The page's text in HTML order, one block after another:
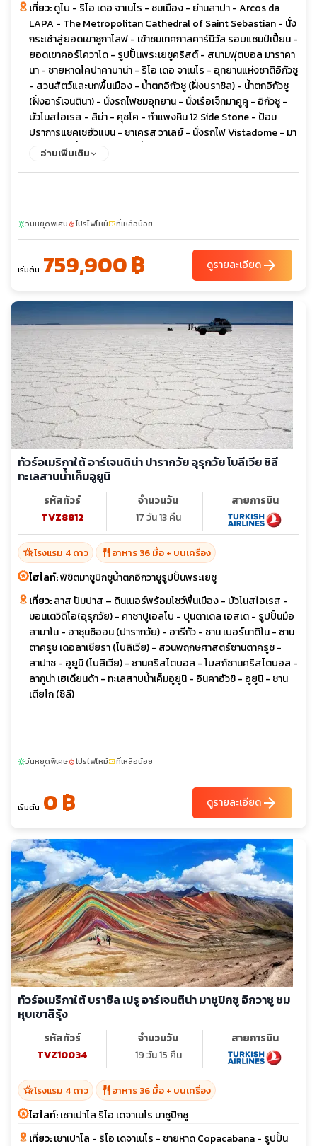
เที่ยว:ดูไบ - ริโอ เดอ จาเนโร - ชมเมือง - ย่านลาปา - Arcos da
LAPA - The Metropolitan Cathedral of Saint Sebastian - นั่ง
กระเช้าสู่ยอดเขาซูกาโลฟ - เข้าชมเทศกาลคาร์นิวัล รอบแชมป์เปี้ยน -
ยอดเขาคอร์โควาโด - รูปปั้นพระเยซูคริสต์ - สนามฟุตบอล มาราคา
นา - ชายหาดโคปาคาบาน่า - ริโอ เดอ จาเนโร - อุทยานแห่งชาติอิกัวซู
- สวนสัตว์และนกพื้นเมือง - น้ำตกอิกัวซู (ฝั่งบราซิล) - น้ำตกอิกัวซู
(ฝั่งอาร์เจนตินา) - นั่งรถไฟชมอุทยาน - นั่งเรือเจ็ทมาคูคู - อิกัวซู -
บัวโนสไอเรส - ลิม่า - คุชโค - กำแพงหิน 12 Side Stone - ป้อม
ปราการแซคเซฮัวแมน - ซาเครส วาเลย์ - นั่งรถไฟ Vistadome - มา
ชูปิกชู นครที่หายสาบสูญ - นั่งรถไฟ Vistadome - ป้อมปราการโอ
- โมอาย อาฮูตองการิกิ - ปูนาเปา - ภูเขาไฟราโนเกา - หมู่บ้านโอรอง
โก - ซานติเอโก - ปูนตาอาเรนัส - ป้อมบูลเนส - ช่องแคบแมคเจน
แลน - ล่องเรือช่องแคบมาเจลลัน - เกาะมักดาเลนา - เกาะมาร์ตา -
เก็บภาพนกเพนกวินและสิงโตทะเล - ปูนตา นาตาเรส - ชมเมืองปูนตา
Cuernos del Paine - ทะเลสาบเพโฮ - ธารน้ำแข็งเกรย์ - ข้าม
พรมแดนสู่ เอล คาลาฟาเต้ - ชมพิพิธภัณฑ์น้ำแข็ง - ไอซ์บาร์ -
อุทยานแห่งชาติ ลอส กลาซิอาเรส - ล่องเรือชมธารน้ำแข็งอัปซาลา -
ทะเลสาบอาร์เจนติน่า - จุดชมวิว The Balcony - ธารน้ำแข็ง เปริโต
มอเรโน - บัวโนส ไอเรส - ชมกรุงบัวโนสไอเรส - ถนนอเวนิด้า เนิฟ
เดอ ฮูลิโอ้ - ทำเนียบรัฐบาล - โชว์เต้นแทงโก้ - วิหารเมโทรโพลิตัน -
อุทยานป่า Palermo - ร้านหนังสือ EI Ateneo - ล่องเรือชมคลอง
เดลต้า
อ่านเพิ่มเติม
sunnyวันหยุดพิเศษlocal_fire_departmentโปรไฟไหม้confirmation_numberที่เหลือน้อย
เริ่มต้น 759,900 ฿ ดูรายละเอียดarrow_forward
ทัวร์อเมริกาใต้ อาร์เจนติน่า ปารากวัย อุรุกวัย โบลีเวีย ชิลี
ทะเลสาบน้ำเค็มอูยูนิ
รหัสทัวร์
TVZ8812
จำนวนวัน
17 วัน 13 คืน
สายการบิน
hotel_classโรงแรม 4 ดาว restaurant อาหาร 36 มื้อ + บนเครื่อง
ไฮไลท์:พิชิตมาชูปิกชูน้ำตกอิกวาซูรูปปั้นพระเยซู
เที่ยว:ลาส ปัมปาส – ดินเนอร์พร้อมโชว์พื้นเมือง - บัวโนสไอเรส -
มอนเตวิดิโอ(อุรุกวัย) - คาซาปูเอลโบ - ปุนตาเดล เอสเต - รูปปั้นมือ
ลามาโน - อาซุนซิออน (ปารากวัย) - อารีกัว - ซาน เบอร์นาดิโน - ซาน
ตาครูซ เดอลาเซียรา (โบลิเวีย) - สวนพฤกษศาสตร์ซานตาครูซ -
ลาปาซ - อูยูนิ (โบลิเวีย) - ซานคริสโตบอล - โบสถ์ซานคริสโตบอล -
ลากูน่า เฮเดียนด้า - ทะเลสาบน้ำเค็มอูยูนิ - อินคาฮัวซิ - อูยูนิ - ซาน
เตียโก (ชิลี)
sunnyวันหยุดพิเศษlocal_fire_departmentโปรไฟไหม้confirmation_numberที่เหลือน้อย
เริ่มต้น 0 ฿ ดูรายละเอียดarrow_forward
ทัวร์อเมริกาใต้ บราซิล เปรู อาร์เจนติน่า มาชูปิกชู อิกวาซู ชม
หุบเขาสีรุ้ง
รหัสทัวร์
TVZ10034
จำนวนวัน
19 วัน 15 คืน
สายการบิน
hotel_classโรงแรม 4 ดาว restaurant อาหาร 36 มื้อ + บนเครื่อง
ไฮไลท์:เซาเปาโล ริโอ เดจาเนโร มาชูปิกชู
เที่ยว:เซาเปาโล - ริโอ เดจาเนโร - ชายหาด Copacabana - รูปปั้น